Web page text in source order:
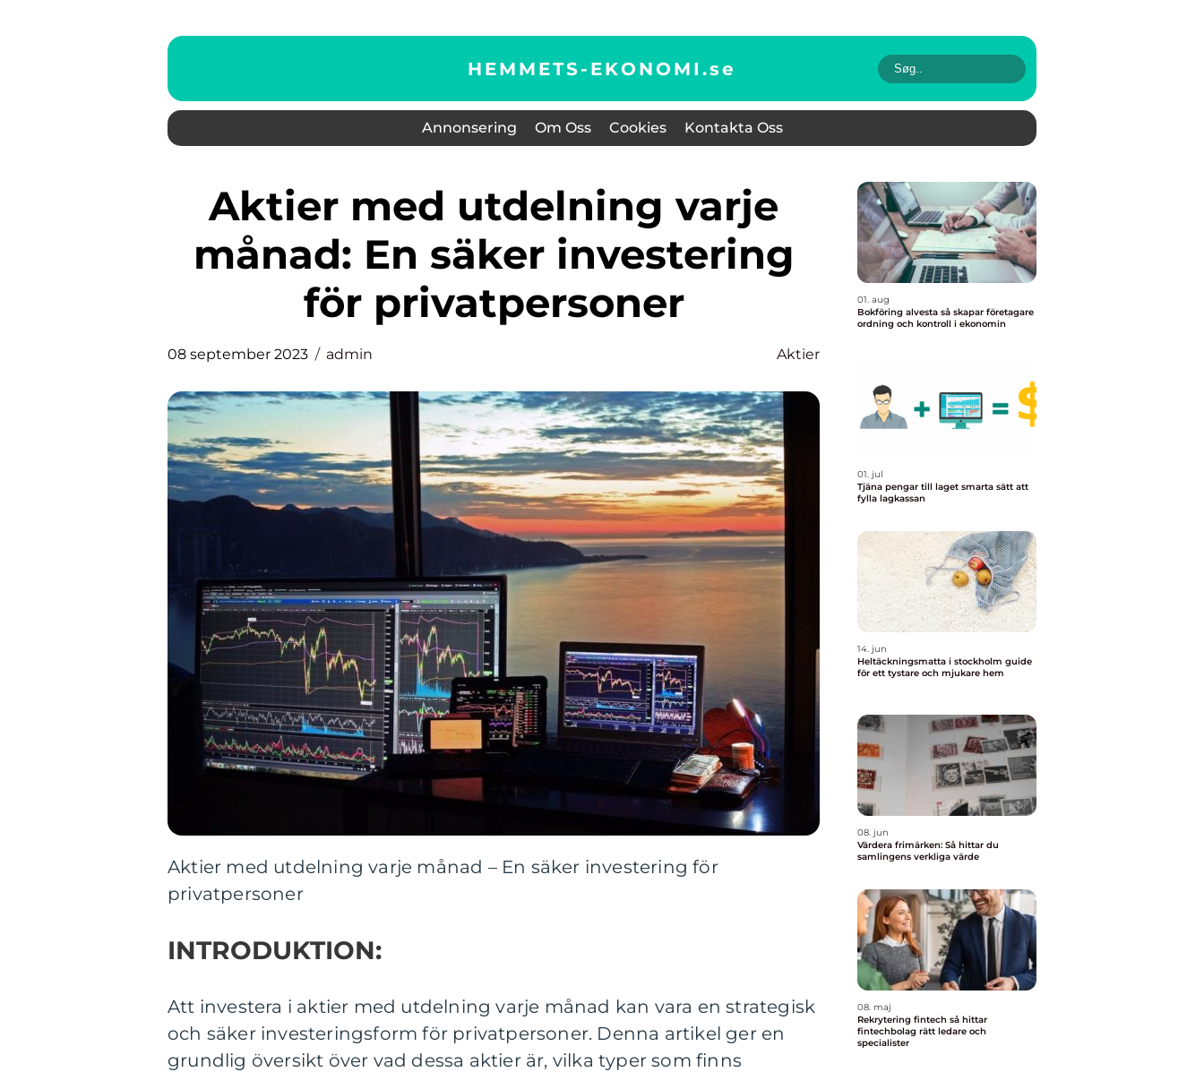
HEMMETS-EKONOMI.se
Annonsering Om Oss Cookies Kontakta Oss
Aktier med utdelning varje
månad: En säker investering
för privatpersoner
08 september 2023 admin Aktier
Aktier med utdelning varje månad – En säker investering för
privatpersoner
INTRODUKTION:
Att investera i aktier med utdelning varje månad kan vara en strategisk
och säker investeringsform för privatpersoner. Denna artikel ger en
grundlig översikt över vad dessa aktier är, vilka typer som finns
01. aug
Bokföring alvesta så skapar företagare
ordning och kontroll i ekonomin
01. jul
Tjäna pengar till laget smarta sätt att
fylla lagkassan
14. jun
Heltäckningsmatta i stockholm guide
för ett tystare och mjukare hem
08. jun
Värdera frimärken: Så hittar du
samlingens verkliga värde
08. maj
Rekrytering fintech så hittar
fintechbolag rätt ledare och
specialister